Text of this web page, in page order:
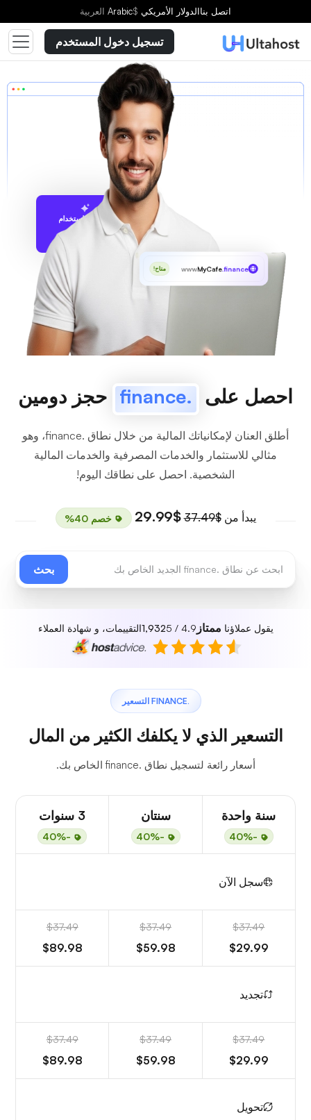
اتصل بناالدولار الأمريكي $
Arabic العربية
تسجيل دخول المستخدم
الاقتراح باستخدام
wwwMyCafe.finance متاح!
احصل على .finance حجز دومين
أطلق العنان لإمكانياتك المالية من خلال نطاق .finance، وهو
مثالي للاستثمار والخدمات المصرفية والخدمات المالية
الشخصية. احصل على نطاقك اليوم!
يبدأ من$37.49
$29.99 خصم 40%
بحث
يقول عملاؤنا ممتاز 4.9 / 5
1,932التقييمات، و شهادة العملاء
.FINANCE التسعير
التسعير الذي لا يكلفك الكثير من المال
أسعار رائعة لتسجيل نطاق .finance الخاص بك.
سنة واحدة
-40%
سنتان
-40%
3 سنوات
-40%
سجل الآن
$37.49
$29.99
$37.49
$59.98
$37.49
$89.98
تجديد
$37.49
$29.99
$37.49
$59.98
$37.49
$89.98
تحويل